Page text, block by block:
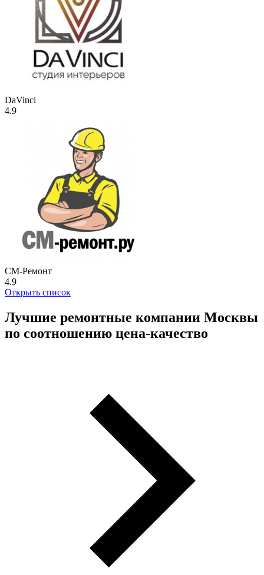
DaVinci
4.9
СМ-Ремонт
4.9
Открыть список
Лучшие ремонтные компании Москвы
по соотношению цена-качество